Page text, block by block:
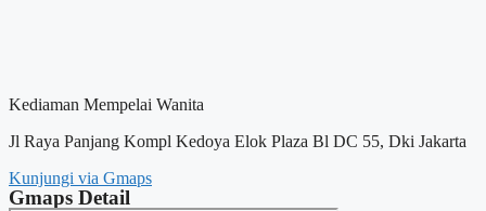
Kediaman Mempelai Wanita
Jl Raya Panjang Kompl Kedoya Elok Plaza Bl DC 55, Dki Jakarta
Kunjungi via Gmaps
Gmaps Detail